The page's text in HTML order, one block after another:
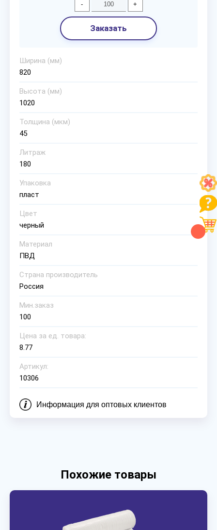
- +
Заказать
Ширина (мм)
820
Высота (мм)
1020
Толщина (мкм)
45
Литраж
180
Упаковка
пласт
Цвет
черный
Материал
ПВД
Страна производитель
Россия
Мин.заказ
100
Цена за ед. товара:
8.77
Артикул:
10306
Информация для оптовых клиентов
Похожие товары